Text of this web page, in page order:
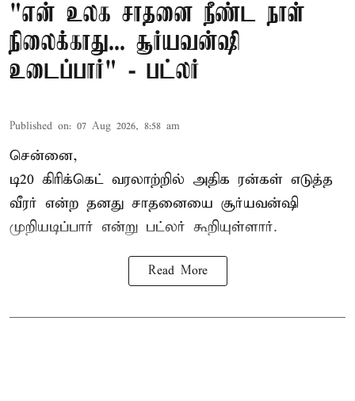
"என் உலக சாதனை நீண்ட நாள்
நிலைக்காது... சூர்யவன்ஷி
உடைப்பார்" - பட்லர்
Published on: 07 Aug 2026, 8:58 am
சென்னை,
டி20 கிரிக்கெட் வரலாற்றில் அதிக ரன்கள் எடுத்த
வீரர் என்ற தனது சாதனையை சூர்யவன்ஷி
முறியடிப்பார் என்று பட்லர் கூறியுள்ளார்.
Read More